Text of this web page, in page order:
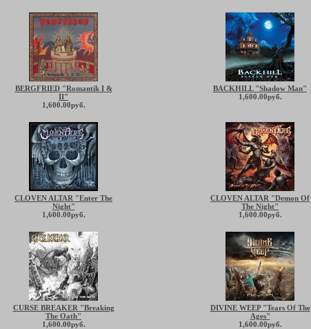
BERGFRIED "Romantik I &
II"
1,600.00руб.
BACKHILL "Shadow Man"
1,600.00руб.
CLOVEN ALTAR "Enter The
Night"
1,600.00руб.
CLOVEN ALTAR "Demon Of
The Night"
1,600.00руб.
CURSE BREAKER "Breaking
The Oath"
1,600.00руб.
DIVINE WEEP "Tears Of The
Ages"
1,600.00руб.